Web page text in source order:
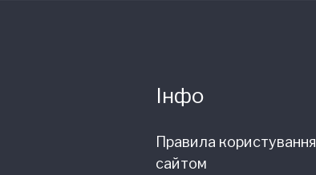
Інфо
Правила користування
сайтом